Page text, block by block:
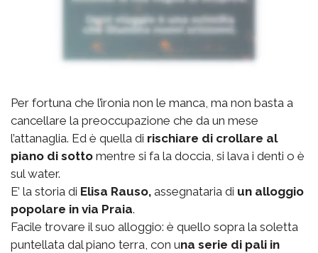
Per fortuna che l’ironia non le manca, ma non basta a
cancellare la preoccupazione che da un mese
l’attanaglia. Ed è quella di rischiare di crollare al
piano di sotto mentre si fa la doccia, si lava i denti o è
sul water.
E’ la storia di Elisa Rauso, assegnataria di un alloggio
popolare in via Praia.
Facile trovare il suo alloggio: è quello sopra la soletta
puntellata dal piano terra, con una serie di pali in